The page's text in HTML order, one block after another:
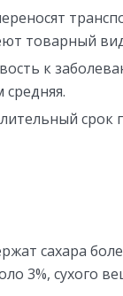
товарный
к
срок
сахара
3%, сухого